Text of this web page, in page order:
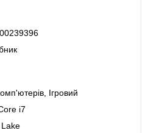
Ігровий
i7